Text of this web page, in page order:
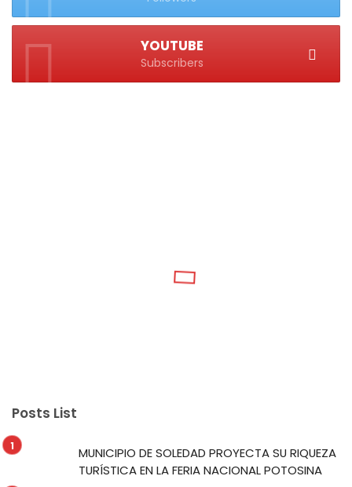
YOUTUBE
Subscribers
Posts List
MUNICIPIO DE SOLEDAD PROYECTA SU RIQUEZA
TURÍSTICA EN LA FERIA NACIONAL POTOSINA